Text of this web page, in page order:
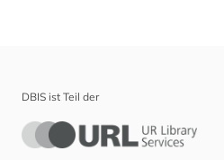
DBIS ist Teil der